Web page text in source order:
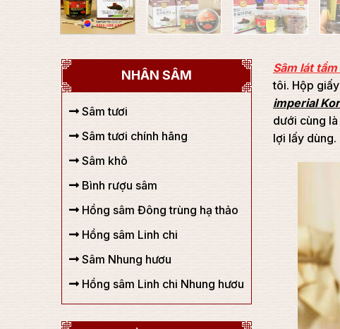
NHÂN SÂM
Sâm tươi
Sâm tươi chính hãng
Sâm khô
Bình rượu sâm
Hồng sâm Đông trùng hạ thảo
Hồng sâm Linh chi
Sâm Nhung hươu
Hồng sâm Linh chi Nhung hươu
Sâm lát
tôi. Hộp
imperial
dưới cùng
lợi lấy dùng.